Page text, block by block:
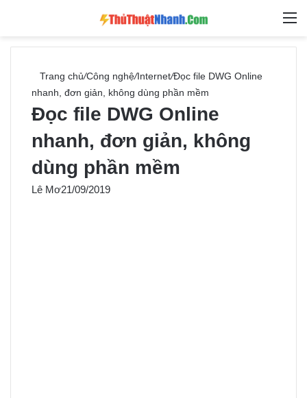
Tìm
Trang chủ/Công nghệ/Internet/Đọc file DWG Online
nhanh, đơn giản, không dùng phần mềm
Đọc file DWG Online
nhanh, đơn giản, không
dùng phần mềm
Lê Mơ21/09/2019